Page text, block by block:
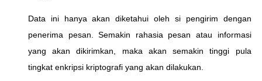
Data ini hanya akan diketahui oleh si pengirim dengan
penerima pesan. Semakin rahasia pesan atau informasi
yang akan dikirimkan, maka akan semakin tinggi pula
tingkat enkripsi kriptografi yang akan dilakukan.